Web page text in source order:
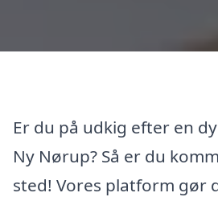
Er du på udkig efter en
Ny Nørup? Så er du
sted! Vores platform gør